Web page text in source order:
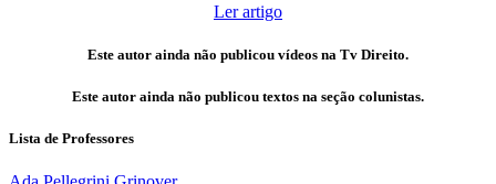
Ler artigo
Este autor ainda não publicou vídeos na Tv Direito.
Este autor ainda não publicou textos na seção colunistas.
Lista de Professores